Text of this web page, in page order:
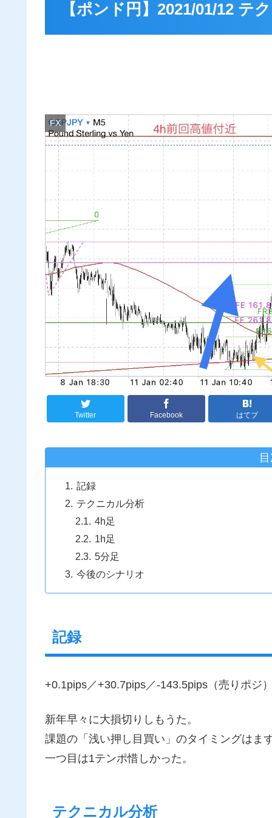
【ポンド円】2021/01/12 テ
FX
Twitter Facebook はてブ
記録
テクニカル分析
4h足
1h足
5分足
今後のシナリオ
記録
+0.1pips／+30.7pips／-143.5pips（売りポジ
新年早々に大損切りしもうた。
課題の「浅い押し目買い」のタイミングはま
一つ目は1テンポ惜しかった。
テクニカル分析